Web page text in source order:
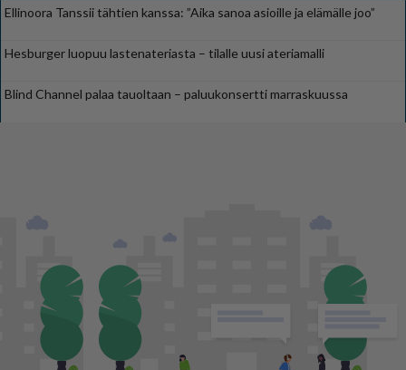
Ellinoora Tanssii tähtien kanssa: ”Aika sanoa asioille ja elämälle joo”
Hesburger luopuu lastenateriasta – tilalle uusi ateriamalli
Blind Channel palaa tauoltaan – paluukonsertti marraskuussa